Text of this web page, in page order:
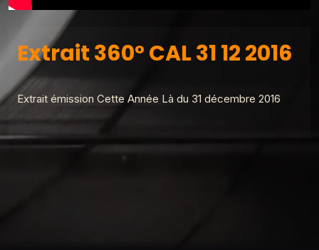
Extrait 360° CAL 31 12 2016
Extrait émission Cette Année Là du 31 décembre 2016